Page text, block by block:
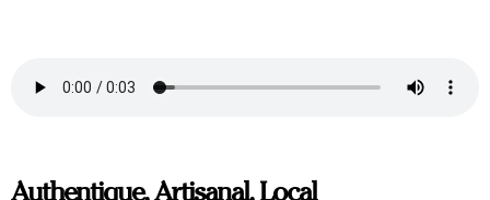
Authentique, Artisanal, Local